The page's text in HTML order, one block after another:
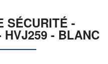
SÉCURITÉ -
HVJ259 - BLANC